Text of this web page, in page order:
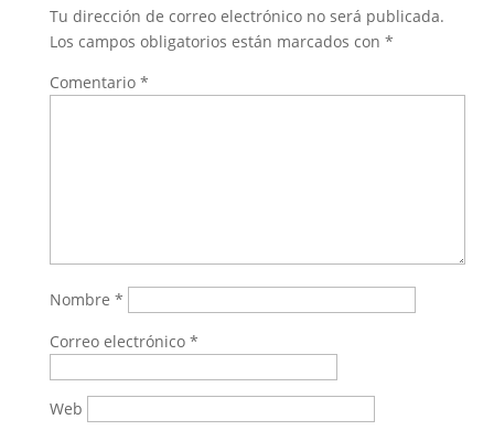
Tu dirección de correo electrónico no será publicada.
Los campos obligatorios están marcados con *
Comentario *
Nombre *
Correo electrónico *
Web